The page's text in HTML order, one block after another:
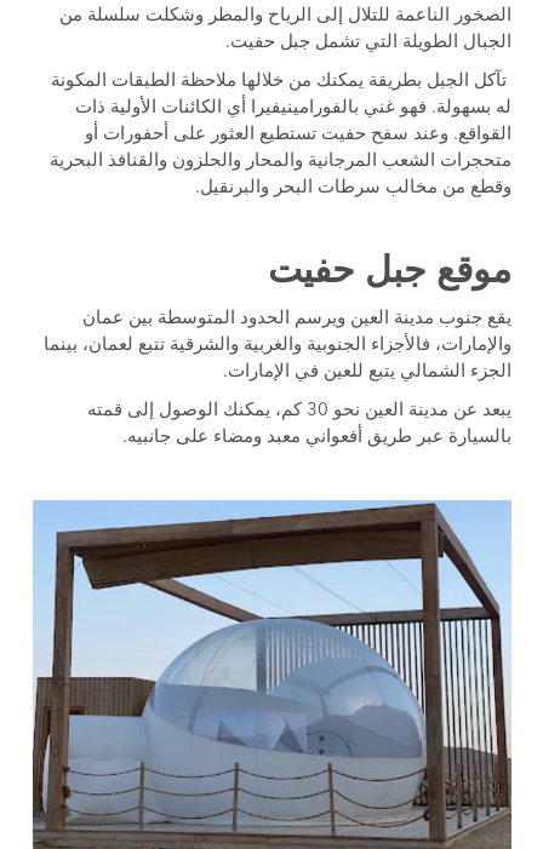
الصخور الناعمة للتلال إلى الرياح والمطر وشكلت سلسلة من
الجبال الطويلة التي تشمل جبل حفيت.
تآكل الجبل بطريقة يمكنك من خلالها ملاحظة الطبقات المكونة
له بسهولة. فهو غني بالفورامينيفيرا أي الكائنات الأولية ذات
القواقع. وعند سفح حفيت تستطيع العثور على أحفورات أو
متحجرات الشعب المرجانية والمحار والحلزون والقنافذ البحرية
وقطع من مخالب سرطات البحر والبرنقيل.
موقع جبل حفيت
يقع جنوب مدينة العين ويرسم الحدود المتوسطة بين عمان
والإمارات، فالأجزاء الجنوبية والغربية والشرقية تتبع لعمان، بينما
الجزء الشمالي يتبع للعين في الإمارات.
يبعد عن مدينة العين نحو 30 كم، يمكنك الوصول إلى قمته
بالسيارة عبر طريق أفعواني معبد ومضاء على جانبيه.